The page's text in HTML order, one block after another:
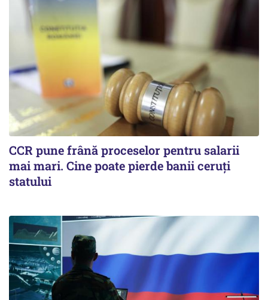
CCR pune frână proceselor pentru salarii
mai mari. Cine poate pierde banii ceruți
statului